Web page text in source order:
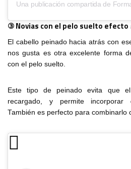
③ Novias con el pelo suelto efecto
El cabello peinado hacia atrás con
nos gusta es otra excelente forma
con el pelo suelto.
Este tipo de peinado evita que
recargado, y permite incorporar
También es perfecto para combinarlo